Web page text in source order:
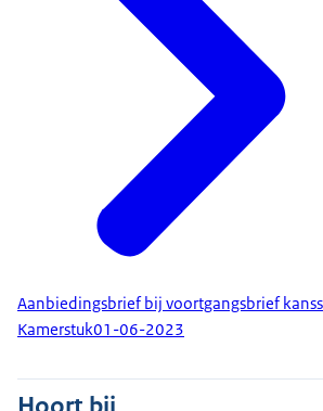
Aanbiedingsbrief bij voortgangsbrief
Kamerstuk01-06-2023